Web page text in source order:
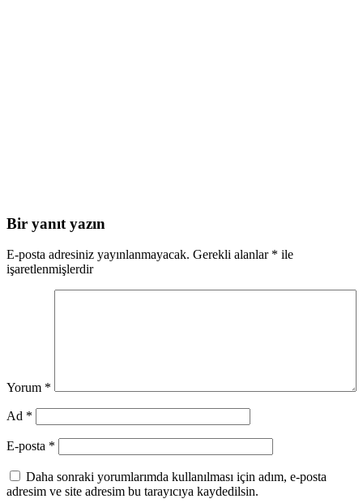
Bir yanıt yazın
E-posta adresiniz yayınlanmayacak. Gerekli alanlar * ile
işaretlenmişlerdir
Yorum *
Ad *
E-posta *
Daha sonraki yorumlarımda kullanılması için adım, e-posta
adresim ve site adresim bu tarayıcıya kaydedilsin.